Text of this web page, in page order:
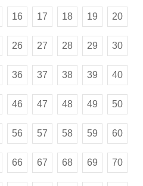
16 17 18 19 20
26 27 28 29 30
36 37 38 39 40
46 47 48 49 50
56 57 58 59 60
66 67 68 69 70